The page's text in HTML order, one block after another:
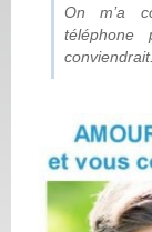
On m’a